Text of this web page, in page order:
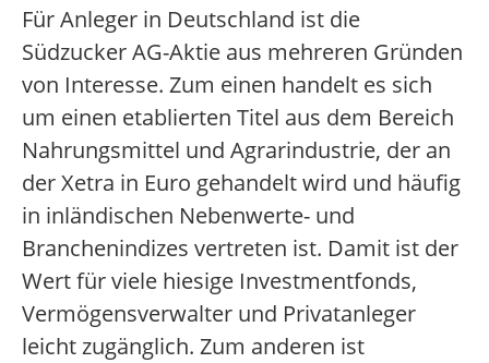
Für Anleger in Deutschland ist die
Südzucker AG-Aktie aus mehreren Gründen
von Interesse. Zum einen handelt es sich
um einen etablierten Titel aus dem Bereich
Nahrungsmittel und Agrarindustrie, der an
der Xetra in Euro gehandelt wird und häufig
in inländischen Nebenwerte- und
Branchenindizes vertreten ist. Damit ist der
Wert für viele hiesige Investmentfonds,
Vermögensverwalter und Privatanleger
leicht zugänglich. Zum anderen ist